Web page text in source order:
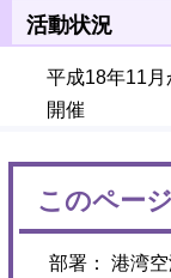
活動状況
平成18年11
開催
このペー
部署： 港湾